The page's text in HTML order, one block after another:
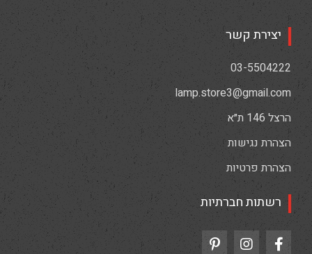
יצירת קשר
03-5504222
lamp.store3@gmail.com
הרצל 146 ת״א
הצהרת נגישות
הצהרת פרטיות
רשתות חברתיות